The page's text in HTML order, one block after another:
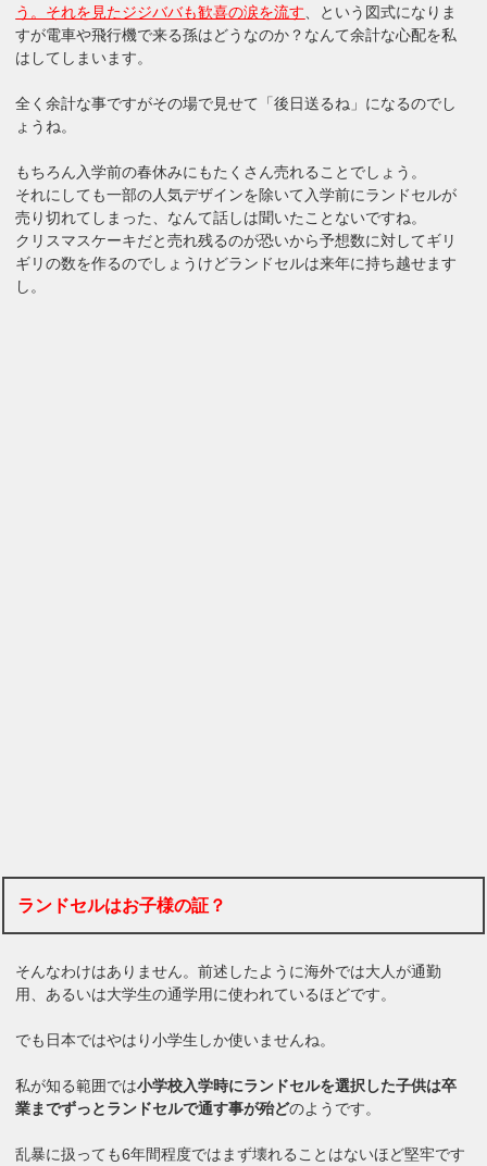
う。それを見たジジババも歓喜の涙を流す 、という図式になりま
すが電車や飛行機で来る孫はどうなのか？なんて余計な心配を私
はしてしまいます。
全く余計な事ですがその場で見せて「後日送るね」になるのでし
ょうね。
もちろん入学前の春休みにもたくさん売れることでしょう。
それにしても一部の人気デザインを除いて入学前にランドセルが
売り切れてしまった、なんて話しは聞いたことないですね。
クリスマスケーキだと売れ残るのが恐いから予想数に対してギリ
ギリの数を作るのでしょうけどランドセルは来年に持ち越せます
し。
ランドセルはお子様の証？
そんなわけはありません。前述したように海外では大人が通勤
用、あるいは大学生の通学用に使われているほどです。
でも日本ではやはり小学生しか使いませんね。
私が知る範囲では小学校入学時にランドセルを選択した子供は卒
業までずっとランドセルで通す事が殆どのようです。
乱暴に扱っても6年間程度ではまず壊れることはないほど堅牢です